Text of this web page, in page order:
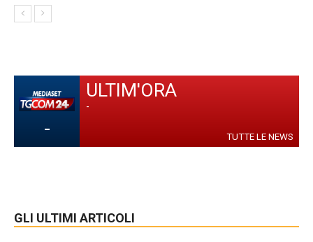
-
ULTIM'ORA
-
TUTTE LE NEWS
GLI ULTIMI ARTICOLI